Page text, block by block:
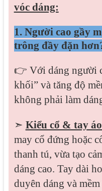
vóc dáng:
1. Người cao gầy
trông đầy đặn
👉 Với dáng người
khối” và tăng độ
không phải làm
➣ Kiểu cổ & tay
may cổ đứng hoặc
thanh tú, vừa tạo
dáng cao. Tay dài
duyên dáng và